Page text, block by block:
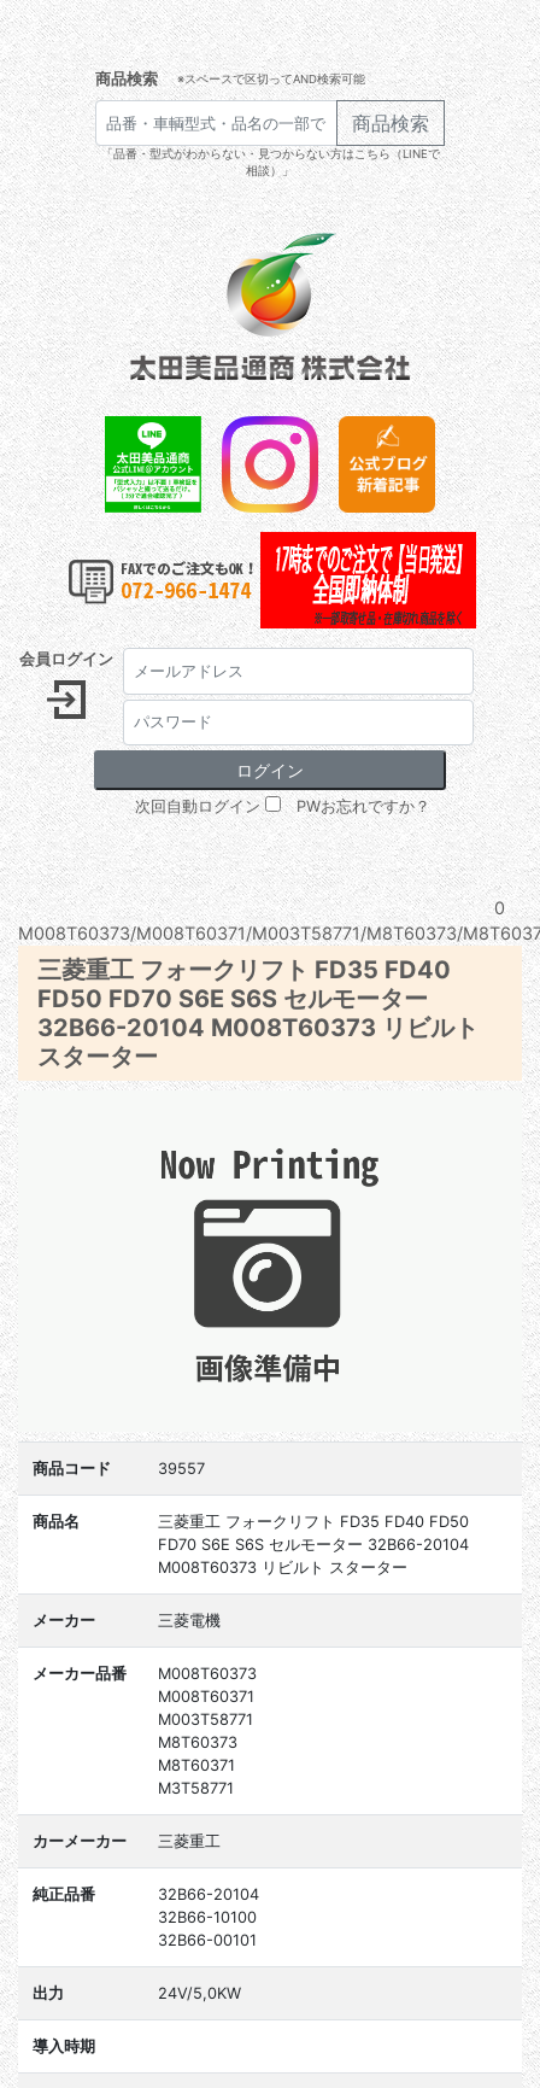
商品検索 ※スペースで区切ってAND検索可能
商品検索
「品番・型式がわからない・見つからない方はこちら（LINEで
相談）」
会員ログイン
次回自動ログイン PWお忘れですか？
0
M008T60373/M008T60371/M003T58771/M8T60373/
三菱重工 フォークリフト FD35 FD40
FD50 FD70 S6E S6S セルモーター
32B66-20104 M008T60373 リビルト
スターター
商品コード 39557
商品名
三菱重工 フォークリフト FD35 FD40 FD50
FD70 S6E S6S セルモーター 32B66-20104
M008T60373 リビルト スターター
メーカー 三菱電機
メーカー品番
M008T60373
M008T60371
M003T58771
M8T60373
M8T60371
M3T58771
カーメーカー 三菱重工
純正品番
32B66-20104
32B66-10100
32B66-00101
出力 24V/5,0KW
導入時期